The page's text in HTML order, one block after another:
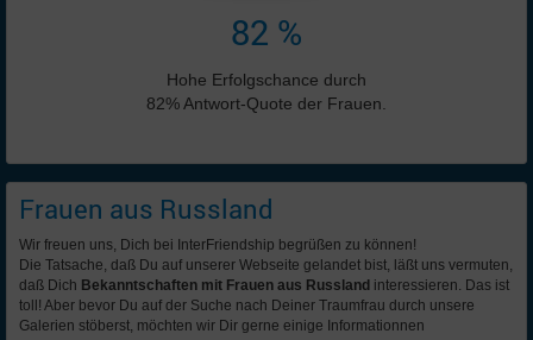
82 %
Hohe Erfolgschance durch
82% Antwort-Quote der Frauen.
Frauen aus Russland
Wir freuen uns, Dich bei InterFriendship begrüßen zu können!
Die Tatsache, daß Du auf unserer Webseite gelandet bist, läßt uns vermuten,
daß Dich Bekanntschaften mit Frauen aus Russland interessieren. Das ist
toll! Aber bevor Du auf der Suche nach Deiner Traumfrau durch unsere
Galerien stöberst, möchten wir Dir gerne einige Informationnen